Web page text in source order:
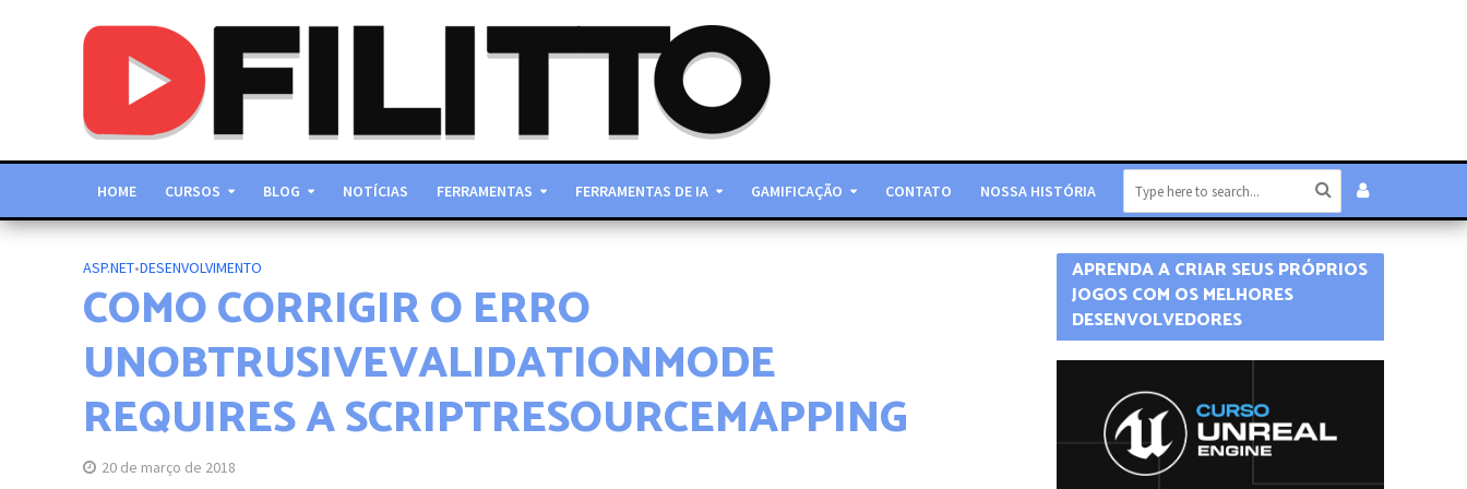
HOME CURSOS BLOG NOTÍCIAS FERRAMENTAS FERRAMENTAS DE IA GAMIFICAÇÃO CONTATO NOSSA HISTÓRIA
ASP.NET•DESENVOLVIMENTO
COMO CORRIGIR O ERRO
UNOBTRUSIVEVALIDATIONMODE
REQUIRES A SCRIPTRESOURCEMAPPING
20 de março de 2018
APRENDA A CRIAR SEUS PRÓPRIOS
JOGOS COM OS MELHORES
DESENVOLVEDORES